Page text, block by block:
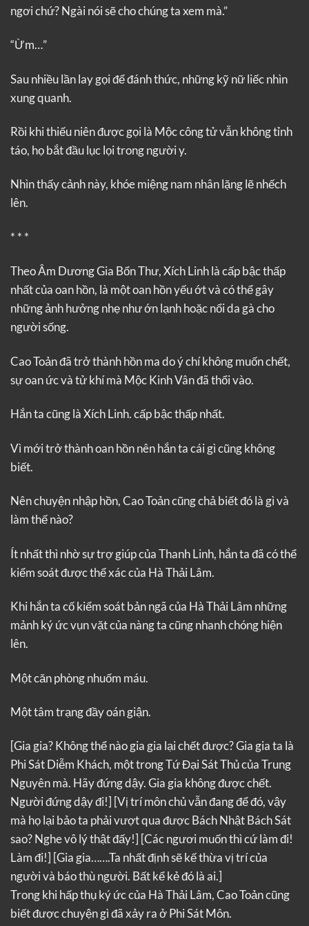
ngơi chứ? Ngài nói sẽ cho chúng ta xem mà.”
“Ừm…”
Sau nhiều lần lay gọi để đánh thức, những kỹ nữ liếc nhìn
xung quanh.
Rồi khi thiếu niên được gọi là Mộc công tử vẫn không tỉnh
táo, họ bắt đầu lục lọi trong người y.
Nhìn thấy cảnh này, khóe miệng nam nhân lặng lẽ nhếch
lên.
* * *
Theo Âm Dương Gia Bổn Thư, Xích Linh là cấp bậc thấp
nhất của oan hồn, là một oan hồn yếu ớt và có thể gây
những ảnh hưởng nhẹ như ớn lạnh hoặc nổi da gà cho
người sống.
Cao Toản đã trở thành hồn ma do ý chí không muốn chết,
sự oan ức và tử khí mà Mộc Kinh Vân đã thổi vào.
Hắn ta cũng là Xích Linh. cấp bậc thấp nhất.
Vì mới trở thành oan hồn nên hắn ta cái gì cũng không
biết.
Nên chuyện nhập hồn, Cao Toản cũng chả biết đó là gì và
làm thế nào?
Ít nhất thì nhờ sự trợ giúp của Thanh Linh, hắn ta đã có thể
kiểm soát được thể xác của Hà Thải Lâm.
Khi hắn ta cố kiểm soát bản ngã của Hà Thải Lâm những
mảnh ký ức vụn vặt của nàng ta cũng nhanh chóng hiện
lên.
Một căn phòng nhuốm máu.
Một tâm trạng đầy oán giận.
[Gia gia? Không thể nào gia gia lại chết được? Gia gia ta là
Phi Sát Diễm Khách, một trong Tứ Đại Sát Thủ của Trung
Nguyên mà. Hãy đứng dậy. Gia gia không được chết.
Người đứng dậy đi!] [Vị trí môn chủ vẫn đang để đó, vậy
mà họ lại bảo ta phải vượt qua được Bách Nhật Bách Sát
sao? Nghe vô lý thật đấy!] [Các ngươi muốn thì cứ làm đi!
Làm đi!] [Gia gia…….Ta nhất định sẽ kế thừa vị trí của
người và báo thù người. Bất kể kẻ đó là ai.]
Trong khi hấp thụ ký ức của Hà Thải Lâm, Cao Toản cũng
biết được chuyện gì đã xảy ra ở Phi Sát Môn.